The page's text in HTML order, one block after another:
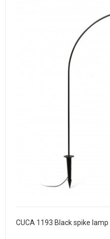
CUCA 1193 Black spike lamp